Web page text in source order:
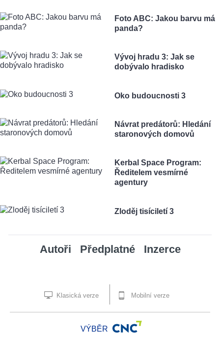
Foto ABC: Jakou barvu má
panda?
Vývoj hradu 3: Jak se
dobývalo hradisko
Oko budoucnosti 3
Návrat predátorů: Hledání
staronových domovů
Kerbal Space Program:
Ředitelem vesmírné
agentury
Zloděj tisíciletí 3
Autoři Předplatné Inzerce
Klasická verze Mobilní verze
VÝBĚR